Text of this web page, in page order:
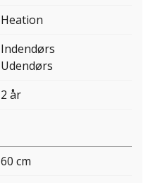
Heation
Indendørs
Udendørs
2 år
60 cm